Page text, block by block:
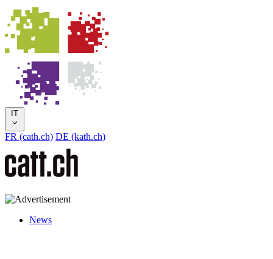
IT
FR (cath.ch) DE (kath.ch)
News